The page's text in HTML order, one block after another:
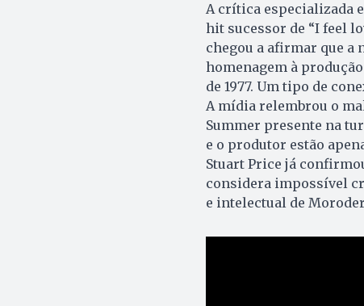
A crítica especializada
hit sucessor de “I feel
chegou a afirmar que a
homenagem à
de 1977. Um tipo de
A mídia relembrou o
Summer presente na
e o produtor estão
Stuart Price já
considera impossível
e intelectual de